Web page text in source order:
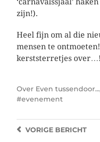
‘carnavalssjaal’
zijn!).
Heel fijn om al die
mensen te
kerststerretjes over…!
Over Even tussendoor...
evenement
VORIGEBERICHT